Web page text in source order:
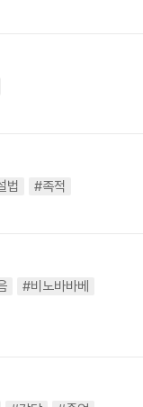
법 #족적
#비노바바베